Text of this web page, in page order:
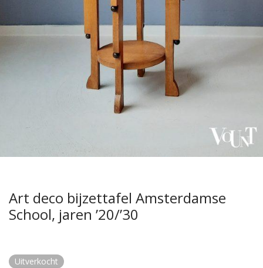
Art deco bijzettafel Amsterdamse
School, jaren ’20/’30
Uitverkocht